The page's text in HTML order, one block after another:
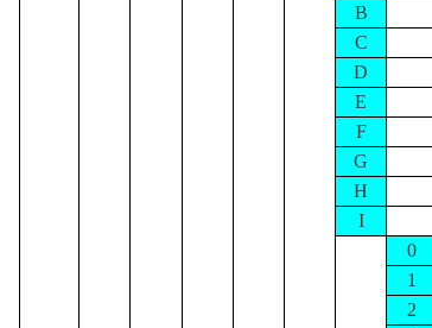
B
C
D
E
F
G
H
I
0
1
2